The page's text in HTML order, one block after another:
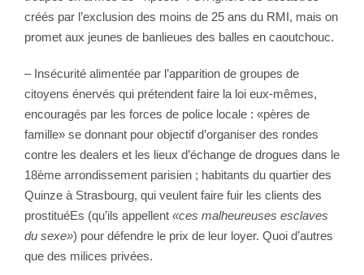
créés par l’exclusion des moins de 25 ans du RMI, mais on
promet aux jeunes de banlieues des balles en caoutchouc.
– Insécurité alimentée par l’apparition de groupes de
citoyens énervés qui prétendent faire la loi eux-mêmes,
encouragés par les forces de police locale : «pères de
famille» se donnant pour objectif d’organiser des rondes
contre les dealers et les lieux d’échange de drogues dans le
18ème arrondissement parisien ; habitants du quartier des
Quinze à Strasbourg, qui veulent faire fuir les clients des
prostituéEs (qu’ils appellent «ces malheureuses esclaves
du sexe») pour défendre le prix de leur loyer. Quoi d’autres
que des milices privées.